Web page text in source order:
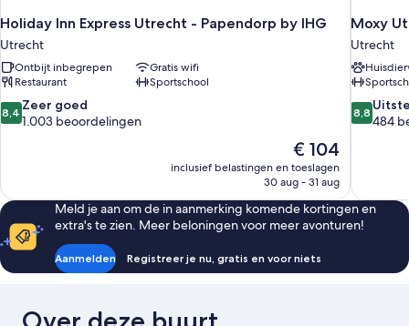
Holiday Inn Express Utrecht - Papendorp by IHG
Utrecht
Ontbijt inbegrepen
Gratis wifi
Restaurant
Sportschool
8.4
van
1.003
beoordelingen
8,4 Zeer goed
1.003 beoordelingen
De
prijs
is
€ 104
inclusief belastingen en toeslagen
30 aug - 31 aug
Moxy
Utrecht
8.8
van
8,8
484
Meld je aan om de in aanmerking komende kortingen en
extra's te zien. Meer beloningen voor meer avonturen!
Aanmelden Registreer je nu, gratis en voor niets